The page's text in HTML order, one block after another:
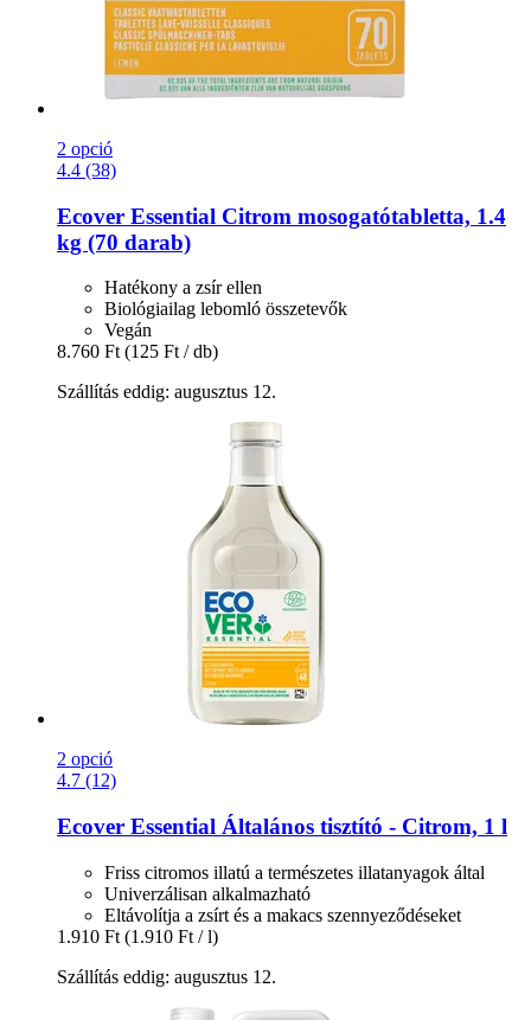
2 opció
4.4 (38)
Ecover Essential Citrom mosogatótabletta, 1.4
kg (70 darab)
Hatékony a zsír ellen
Biológiailag lebomló összetevők
Vegán
8.760 Ft (125 Ft / db)
Szállítás eddig: augusztus 12.
2 opció
4.7 (12)
Ecover Essential Általános tisztító -​ Citrom, 1 l
Friss citromos illatú a természetes illatanyagok által
Univerzálisan alkalmazható
Eltávolítja a zsírt és a makacs szennyeződéseket
1.910 Ft (1.910 Ft / l)
Szállítás eddig: augusztus 12.